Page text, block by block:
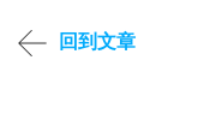
回到文章